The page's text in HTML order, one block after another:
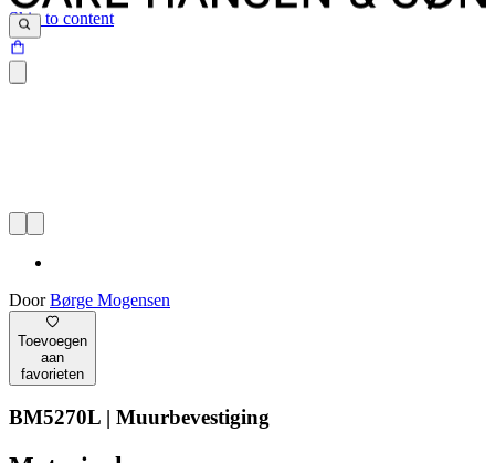
Skip to content
DoorBørge Mogensen
Toevoegen
aan
favorieten
BM5270L | Muurbevestiging